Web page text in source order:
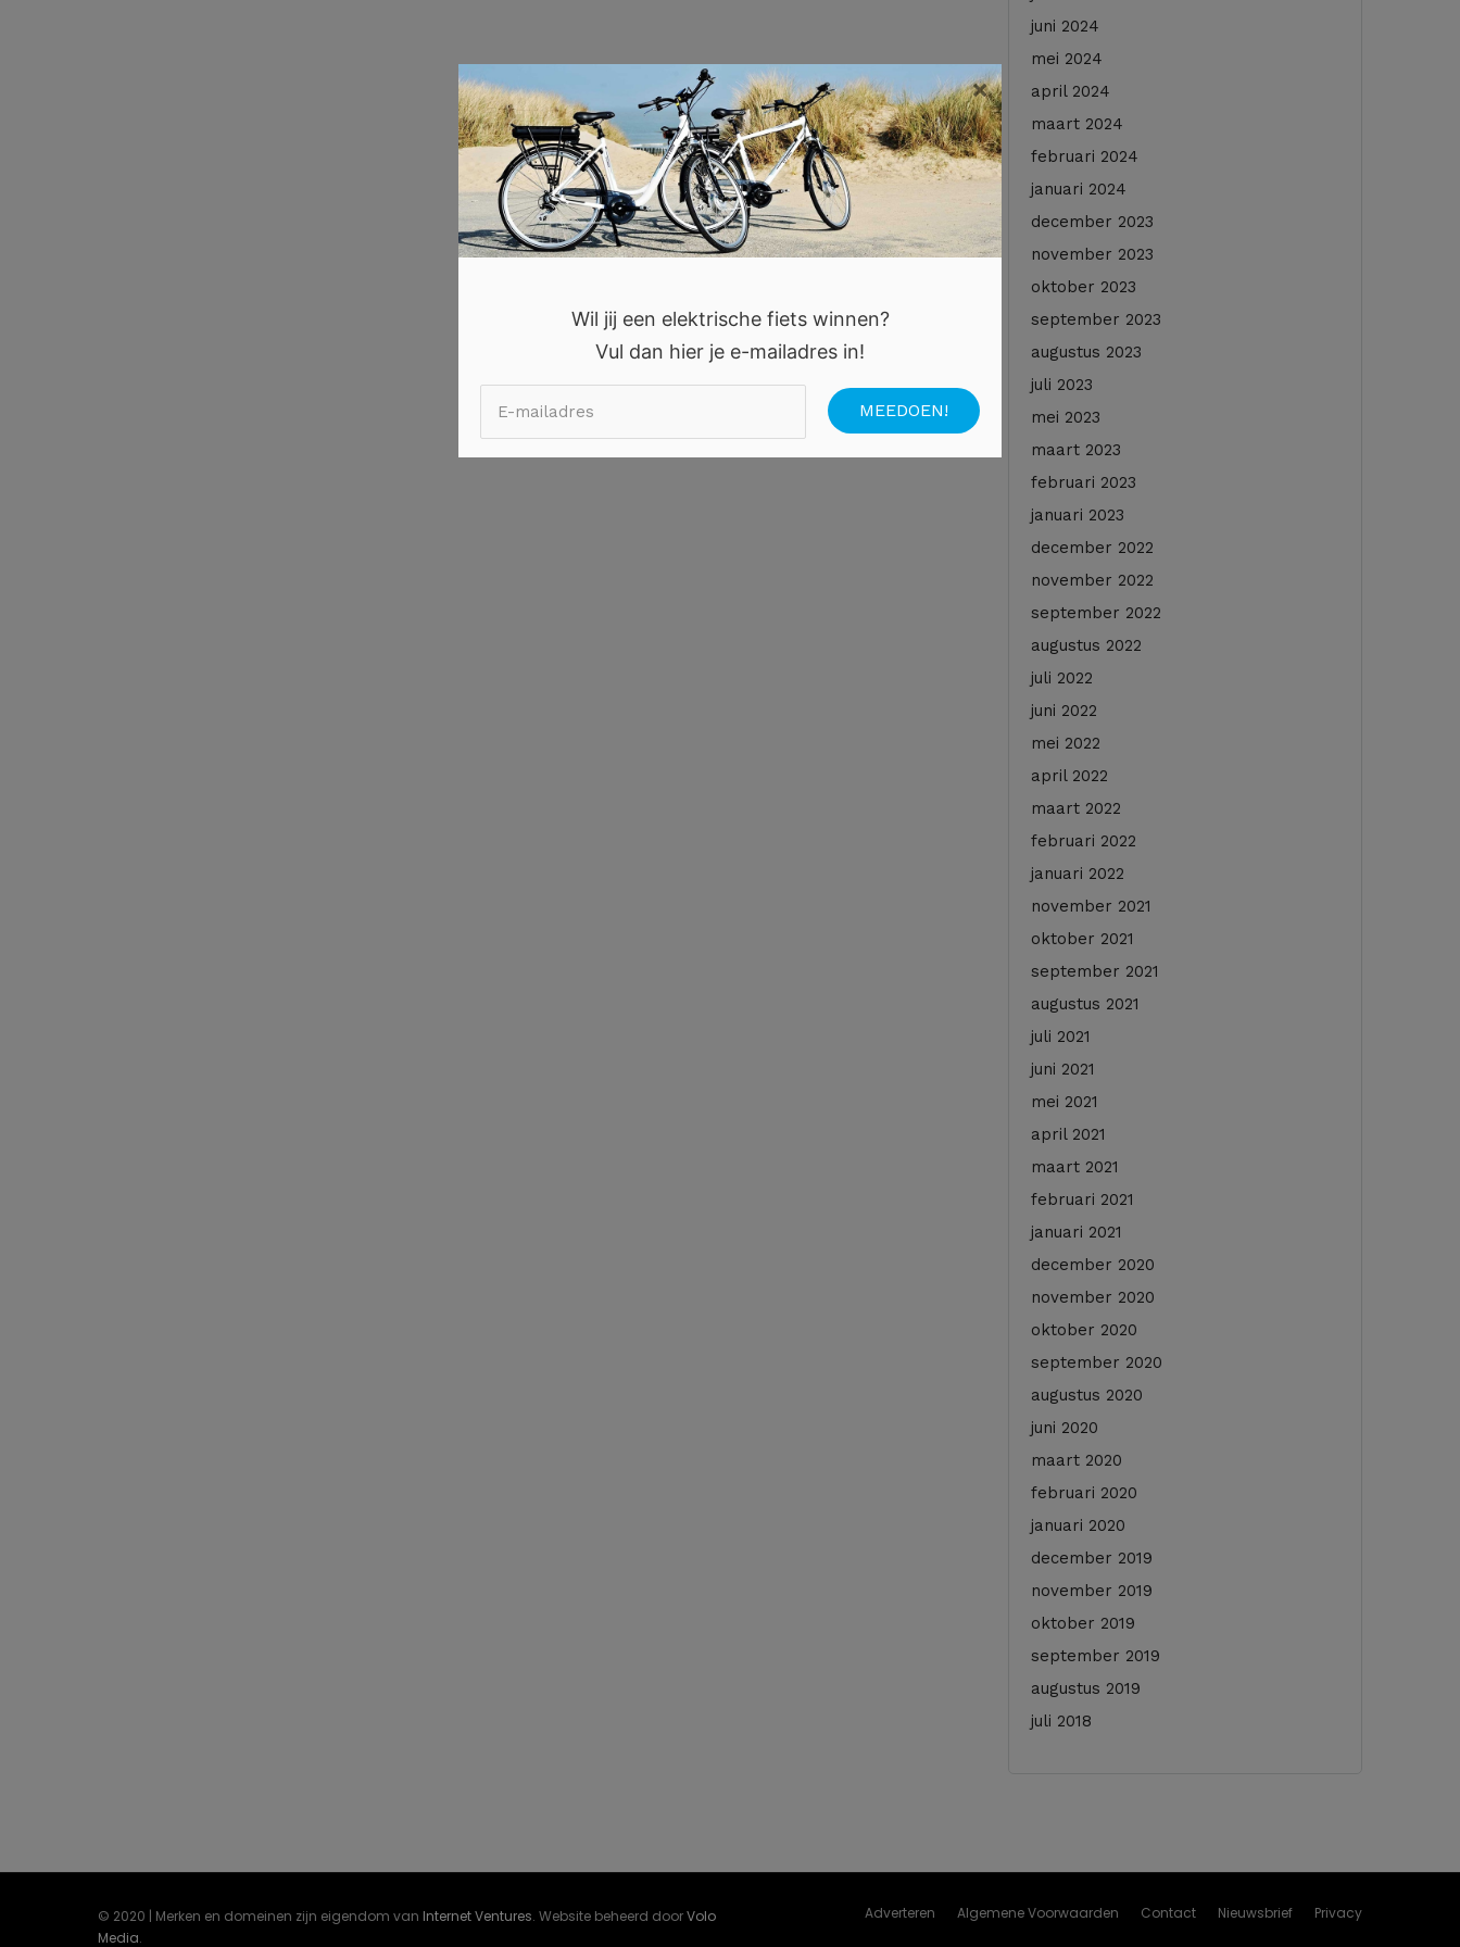
juni 2024
mei 2024
april 2024
maart 2024
februari 2024
januari 2024
december 2023
november 2023
oktober 2023
september 2023
augustus 2023
juli 2023
mei 2023
maart 2023
februari 2023
januari 2023
december 2022
november 2022
september 2022
augustus 2022
juli 2022
juni 2022
mei 2022
april 2022
maart 2022
februari 2022
januari 2022
november 2021
oktober 2021
september 2021
augustus 2021
juli 2021
juni 2021
mei 2021
april 2021
maart 2021
februari 2021
januari 2021
december 2020
november 2020
oktober 2020
september 2020
augustus 2020
juni 2020
maart 2020
februari 2020
januari 2020
december 2019
november 2019
oktober 2019
september 2019
augustus 2019
juli 2018
Adverteren Algemene Voorwaarden Contact Nieuwsbrief Privacy
© 2020 | Merken en domeinen zijn eigendom van Internet Ventures. Website beheerd doorVolo
Media.
Wil jij een elektrische fiets winnen?
Vul dan hier je e-mailadres in!
×